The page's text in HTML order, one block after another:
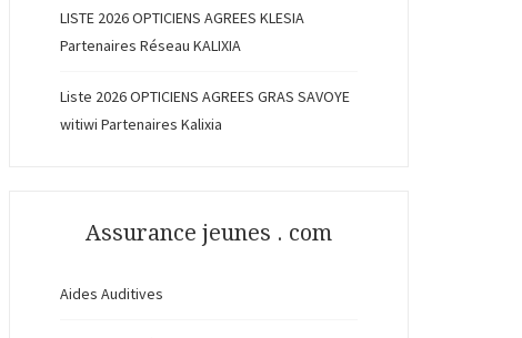
LISTE 2026 OPTICIENS AGREES KLESIA
Partenaires Réseau KALIXIA
Liste 2026 OPTICIENS AGREES GRAS SAVOYE
witiwi Partenaires Kalixia
Assurance jeunes . com
Aides Auditives